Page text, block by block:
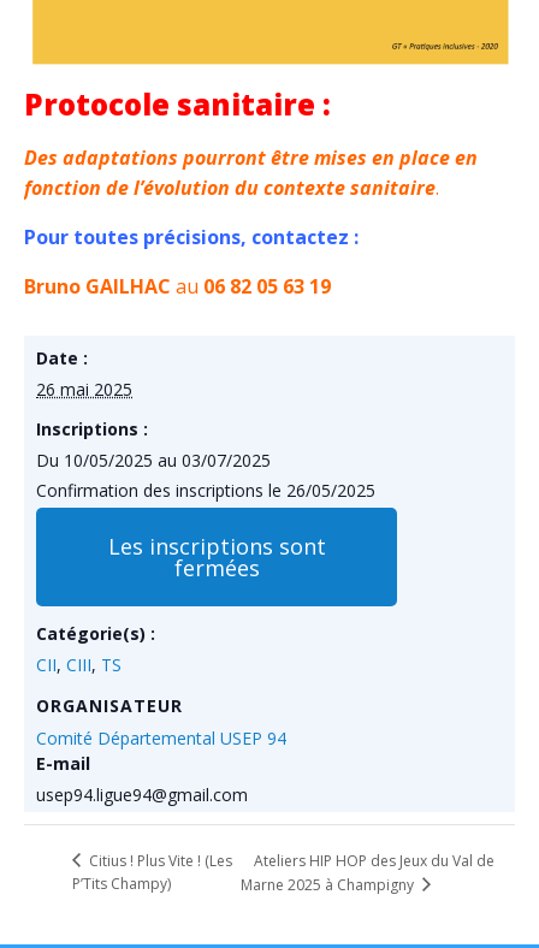
Protocole sanitaire :
Des adaptations pourront être mises en place en
fonction de l’évolution du contexte sanitaire.
Pour toutes précisions, contactez :
Bruno GAILHAC au 06 82 05 63 19
Date :
26 mai 2025
Inscriptions :
Du 10/05/2025 au 03/07/2025
Confirmation des inscriptions le 26/05/2025
Les inscriptions sont
fermées
Catégorie(s) :
CII, CIII, TS
ORGANISATEUR
Comité Départemental USEP 94
E-mail
usep94.ligue94@gmail.com
Citius ! Plus Vite ! (Les
P’Tits Champy)
Ateliers HIP HOP des Jeux du Val de
Marne 2025 à Champigny